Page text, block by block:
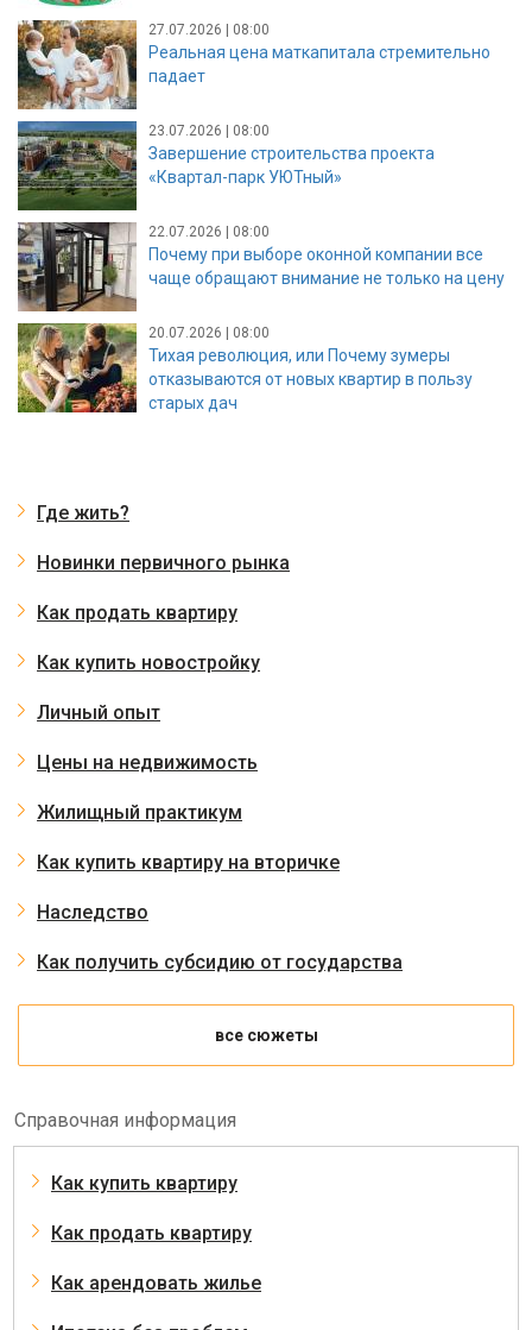
27.07.2026 | 08:00
Реальная цена маткапитала стремительно
падает
23.07.2026 | 08:00
Завершение строительства проекта
«Квартал-парк УЮТный»
22.07.2026 | 08:00
Почему при выборе оконной компании все
чаще обращают внимание не только на цену
20.07.2026 | 08:00
Тихая революция, или Почему зумеры
отказываются от новых квартир в пользу
старых дач
Где жить?
Новинки первичного рынка
Как продать квартиру
Как купить новостройку
Личный опыт
Цены на недвижимость
Жилищный практикум
Как купить квартиру на вторичке
Наследство
Как получить субсидию от государства
все сюжеты
Справочная информация
Как купить квартиру
Как продать квартиру
Как арендовать жилье